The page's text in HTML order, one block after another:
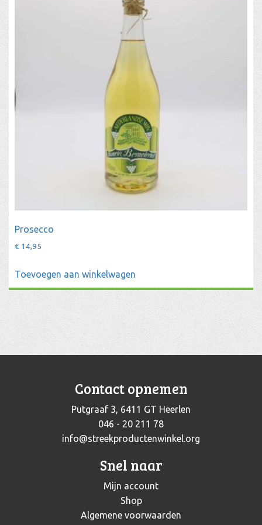
Prosecco
€ 14,95
Toevoegen aan winkelwagen
Contact opnemen
Putgraaf 3, 6411 GT Heerlen
046 - 20 211 78
info@streekproductenwinkel.org
Snel naar
Mijn account
Shop
Algemene voorwaarden